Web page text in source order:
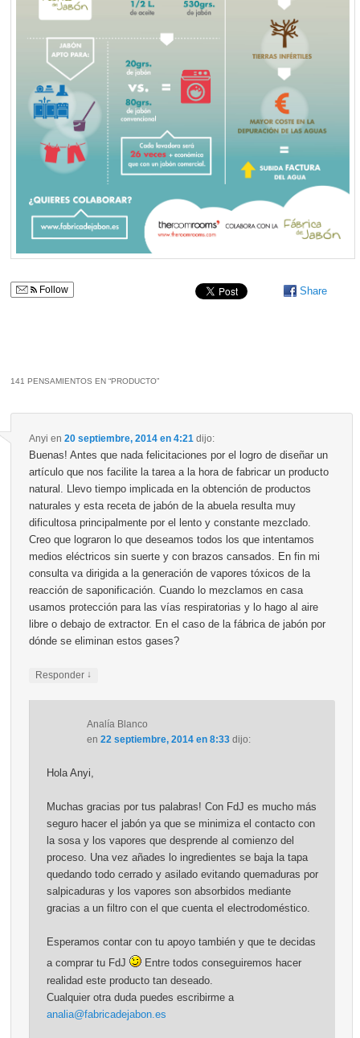
Follow Share
141 PENSAMIENTOS EN “PRODUCTO”
Anyi en 20 septiembre, 2014 en 4:21 dijo:
Buenas! Antes que nada felicitaciones por el logro de diseñar un
artículo que nos facilite la tarea a la hora de fabricar un producto
natural. Llevo tiempo implicada en la obtención de productos
naturales y esta receta de jabón de la abuela resulta muy
dificultosa principalmente por el lento y constante mezclado.
Creo que lograron lo que deseamos todos los que intentamos
medios eléctricos sin suerte y con brazos cansados. En fin mi
consulta va dirigida a la generación de vapores tóxicos de la
reacción de saponificación. Cuando lo mezclamos en casa
usamos protección para las vías respiratorias y lo hago al aire
libre o debajo de extractor. En el caso de la fábrica de jabón por
dónde se eliminan estos gases?
Responder ↓
Analía Blanco
en 22 septiembre, 2014 en 8:33 dijo:
Hola Anyi,
Muchas gracias por tus palabras! Con FdJ es mucho más
seguro hacer el jabón ya que se minimiza el contacto con
la sosa y los vapores que desprende al comienzo del
proceso. Una vez añades lo ingredientes se baja la tapa
quedando todo cerrado y asilado evitando quemaduras por
salpicaduras y los vapores son absorbidos mediante
gracias a un filtro con el que cuenta el electrodoméstico.
Esperamos contar con tu apoyo también y que te decidas
a comprar tu FdJ
Entre todos conseguiremos hacer
realidad este producto tan deseado.
Cualquier otra duda puedes escribirme a
analia@fabricadejabon.es